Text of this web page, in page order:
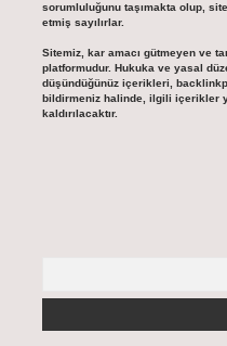
sorumluluğunu taşımakta olup,
etmiş sayılırlar.
Sitemiz, kar amacı gütmeyen ve
platformudur. Hukuka ve yasal
düşündüğünüz içerikleri,
bildirmeniz halinde, ilgili içerikler
kaldırılacaktır.